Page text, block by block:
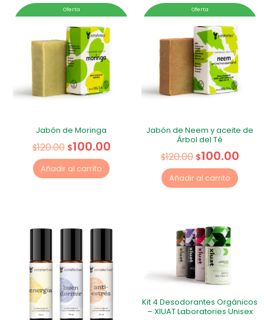
Oferta
Jabón de Moringa
$120.00 $100.00
Añadir al carrito
Oferta
Jabón de Neem y aceite de
Árbol del Té
$120.00 $100.00
Añadir al carrito
Kit 4 Desodorantes Orgánicos
– XIUAT Laboratories Unisex